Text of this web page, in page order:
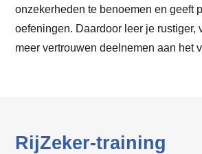
onzekerheden te benoemen en geeft
oefeningen. Daardoor leer je rustiger,
meer vertrouwen deelnemen aan het
RijZeker-training